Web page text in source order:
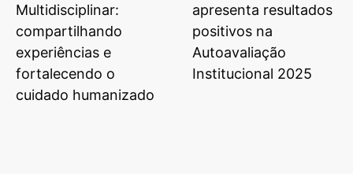
Multidisciplinar:
compartilhando
experiências e
fortalecendo o
cuidado humanizado
apresenta resultados
positivos na
Autoavaliação
Institucional 2025